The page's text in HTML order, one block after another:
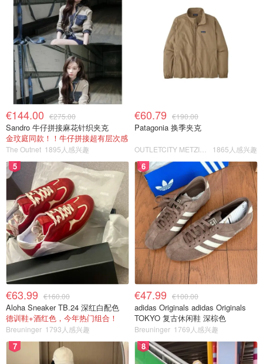
€144.00 €275.00
Sandro 牛仔拼接麻花针织夹克
金玟庭同款！！牛仔拼接超有层次感
The Outnet 1895人感兴趣
€60.79 €190.00
Patagonia 换季夹克
1865人感兴趣
5
€63.99 €160.00
Aloha Sneaker TB.24 深红白配色
德训鞋+酒红色，今年热门组合！
Breuninger 1793人感兴趣
6
€47.99 €100.00
adidas Originals adidas Originals
TOKYO 复古休闲鞋 深棕色
Breuninger 1769人感兴趣
7 8